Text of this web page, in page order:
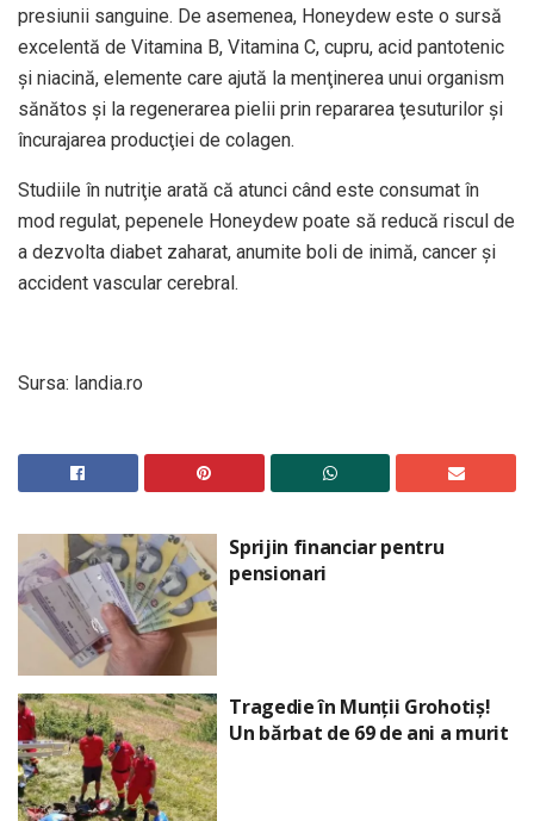
presiunii sanguine. De asemenea, Honeydew este o sursă
excelentă de Vitamina B, Vitamina C, cupru, acid pantotenic
şi niacină, elemente care ajută la menţinerea unui organism
sănătos şi la regenerarea pielii prin repararea ţesuturilor şi
încurajarea producţiei de colagen.
Studiile în nutriţie arată că atunci când este consumat în
mod regulat, pepenele Honeydew poate să reducă riscul de
a dezvolta diabet zaharat, anumite boli de inimă, cancer şi
accident vascular cerebral.
Sursa: landia.ro
Sprijin financiar pentru
pensionari
Tragedie în Munții Grohotiș!
Un bărbat de 69 de ani a murit